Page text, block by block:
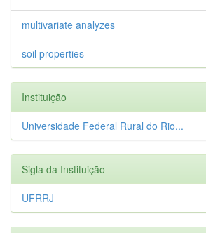
multivariate analyzes
soil properties
Instituição
Universidade Federal Rural do Rio...
Sigla da Instituição
UFRRJ